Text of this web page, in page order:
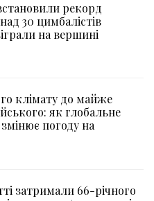
рекорд
30 цимбалістів
на вершині
клімату до майже
як глобальне
погоду на
затримали 66-річного